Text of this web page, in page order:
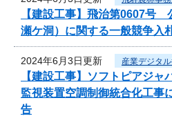
【建設工事】飛治第0607号
瀬ケ洞）に関する一般競争入
2024年6月3日更新 産業デジタ
【建設工事】ソフトピアジャ
監視装置空調制御統合化工事
告